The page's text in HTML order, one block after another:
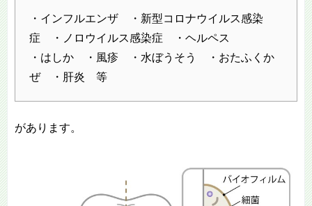
・インフルエンザ ・新型コロナウイルス感染
症 ・ノロウイルス感染症 ・ヘルペス
・はしか ・風疹 ・水ぼうそう ・おたふくか
ぜ ・肝炎 等
があります。